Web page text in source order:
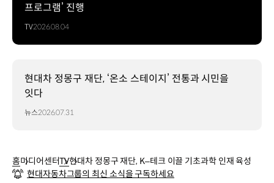
프로그램’ 진행
TV2026.08.04
현대차 정몽구 재단, ‘온소 스테이지’ 전통과 시민을
잇다
뉴스2026.07.31
홈미디어센터TV
현대차 정몽구 재단, K–테크 이끌 기초과학 인재 육성
현대자동차그룹의 최신 소식을 구독하세요